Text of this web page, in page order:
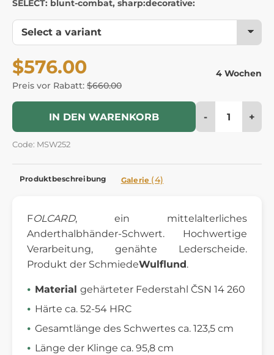
SELECT: blunt-combat, sharp:decorative:
$576.00
Preis vor Rabatt: $660.00
4 Wochen
IN DEN WARENKORB - +
Code: MSW252
Produktbeschreibung Galerie (4)
FOLCARD, ein mittelalterliches
Anderthalbhänder-Schwert. Hochwertige
Verarbeitung, genähte Lederscheide.
Produkt der SchmiedeWulflund .
Material gehärteter Federstahl ČSN 14 260
Härte ca. 52-54 HRC
Gesamtlänge des Schwertes ca. 123,5 cm
Länge der Klinge ca. 95,8 cm